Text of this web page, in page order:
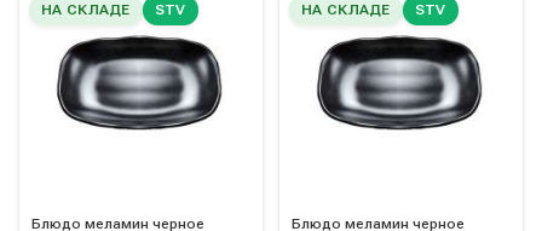
НА СКЛАДЕ STV
Блюдо меламин черное
НА СКЛАДЕ STV
Блюдо меламин черное